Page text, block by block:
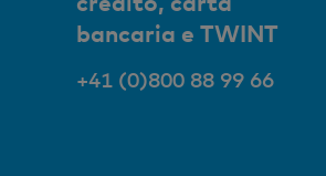
bancaria e TWINT
+41 (0)800 88 99 66